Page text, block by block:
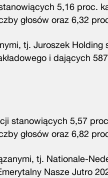
5,16 proc.
głosów oraz 6,32
tj. Juroszek Holding
i dających
stanowiących 5,57
głosów oraz 6,82
tj. Nationale-
Nasze Jutro